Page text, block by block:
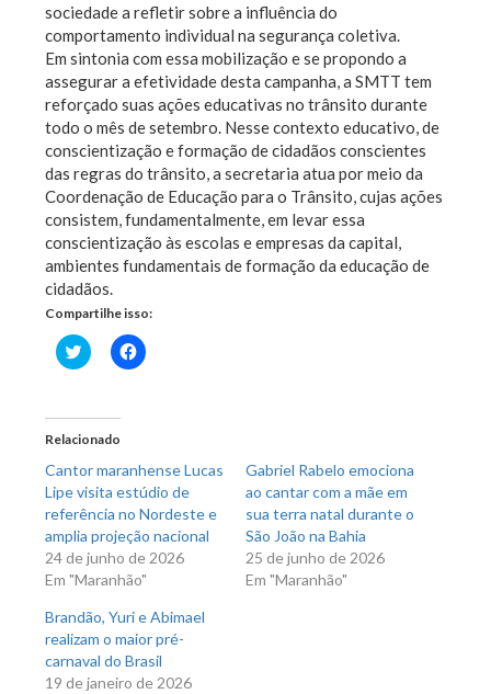
sociedade a refletir sobre a influência do
comportamento individual na segurança coletiva.
Em sintonia com essa mobilização e se propondo a
assegurar a efetividade desta campanha, a SMTT tem
reforçado suas ações educativas no trânsito durante
todo o mês de setembro. Nesse contexto educativo, de
conscientização e formação de cidadãos conscientes
das regras do trânsito, a secretaria atua por meio da
Coordenação de Educação para o Trânsito, cujas ações
consistem, fundamentalmente, em levar essa
conscientização às escolas e empresas da capital,
ambientes fundamentais de formação da educação de
cidadãos.
Compartilhe isso:
Clique
para
em
nova
janela)
Clique
para
Relacionado
Cantor maranhense Lucas
Lipe visita estúdio de
referência no Nordeste e
amplia projeção nacional
24 de junho de 2026
Em "Maranhão"
Gabriel Rabelo emociona
ao cantar com a mãe em
sua terra natal durante o
São João na Bahia
25 de junho de 2026
Em "Maranhão"
Brandão, Yuri e Abimael
realizam o maior pré-
carnaval do Brasil
19 de janeiro de 2026